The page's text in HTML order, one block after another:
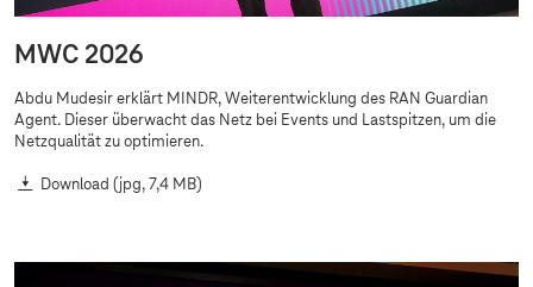
MWC 2026
Abdu Mudesir erklärt MINDR, Weiterentwicklung des RAN Guardian
Agent. Dieser überwacht das Netz bei Events und Lastspitzen, um die
Netzqualität zu optimieren.
Download (jpg, 7,4 MB)